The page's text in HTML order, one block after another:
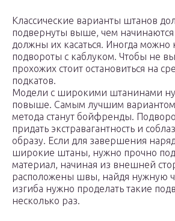
Классические варианты штанов
подвернуты выше, чем начинаются
должны их касаться. Иногда
подвороты с каблуком. Чтобы не
прохожих стоит остановиться на
подкатов.
Модели с широкими штанинами
повыше. Самым лучшим вариантом
метода станут бойфренды.
придать экстравагантность и
образу. Если для завершения
широкие штаны, нужно прочно
материал, начиная из внешней
расположены швы, найдя нужную
изгиба нужно проделать такие
несколько раз.